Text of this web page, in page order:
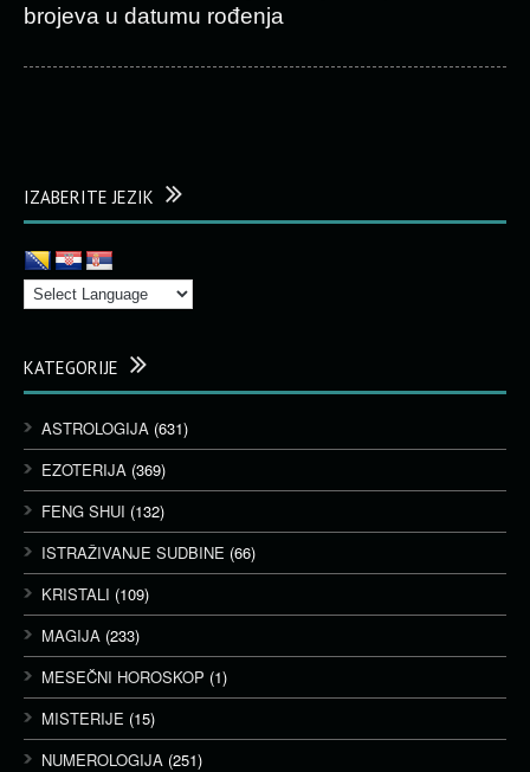
brojeva u datumu rođenja
IZABERITE JEZIK
KATEGORIJE
ASTROLOGIJA (631)
EZOTERIJA (369)
FENG SHUI (132)
ISTRAŽIVANJE SUDBINE (66)
KRISTALI (109)
MAGIJA (233)
MESEČNI HOROSKOP (1)
MISTERIJE (15)
NUMEROLOGIJA (251)